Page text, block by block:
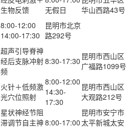
生物反馈
无假日
华山西路43号
8:00-12:00
14:00-17:30
昆明市北京
路292号
超声引导脊神
经后支脉冲射
频
8:30-17:30 昆明市西山区
广福路1099号
火针＋低频激
光穴位照射
8:00-12:00
14:30-
17:30
昆明市西山区
大观路212号
星状神经节阻
滞调节自主神 8:00-17:00
昆明市安宁市
太平新城太安